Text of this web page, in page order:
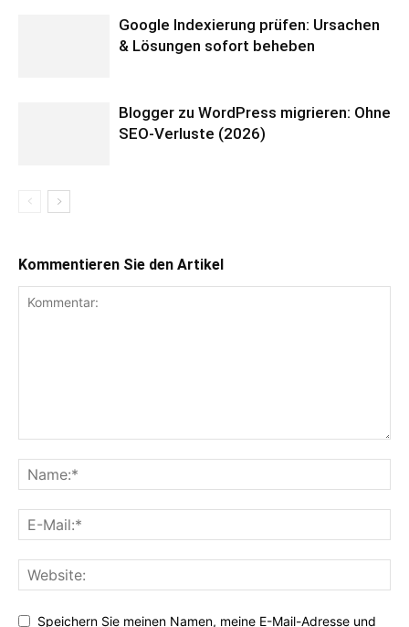
Google Indexierung prüfen: Ursachen
& Lösungen sofort beheben
Blogger zu WordPress migrieren: Ohne
SEO-Verluste (2026)
Kommentieren Sie den Artikel
Speichern Sie meinen Namen, meine E-Mail-Adresse und